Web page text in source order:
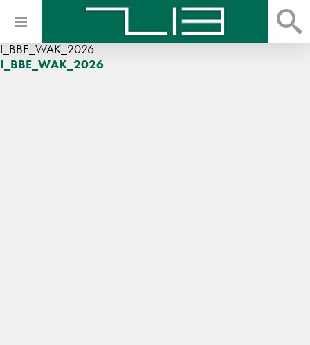
I_BBE_WAK_2026
I_BBE_WAK_2026